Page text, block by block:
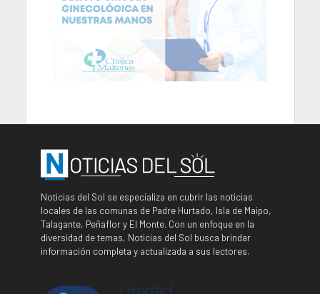
Noticias del Sol se especializa en cubrir las noticias
locales de las comunas de Padre Hurtado, Isla de Maipo,
Talagante, Peñaflor y El Monte. Con un enfoque en la
diversidad de temas, Noticias del Sol busca brindar
información completa y actualizada a sus lectores.